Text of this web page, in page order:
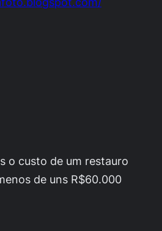
o custo de um restauro
de uns R$60.000